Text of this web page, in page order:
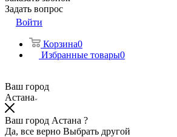
Задать вопрос
Войти
Корзина0
Избранные товары0
Ваш город
Астана
Ваш город Астана ?
Да, все верно Выбрать другой